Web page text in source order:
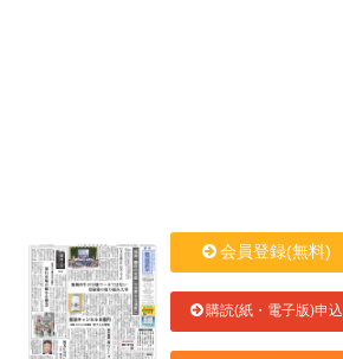
会員登録(無料)
購読(紙・電子版)申込